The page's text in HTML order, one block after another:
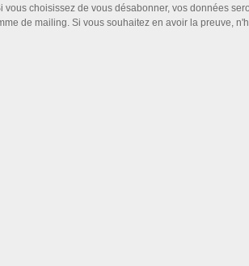
vous choisissez de vous désabonner, vos données
de mailing. Si vous souhaitez en avoir la preuve,